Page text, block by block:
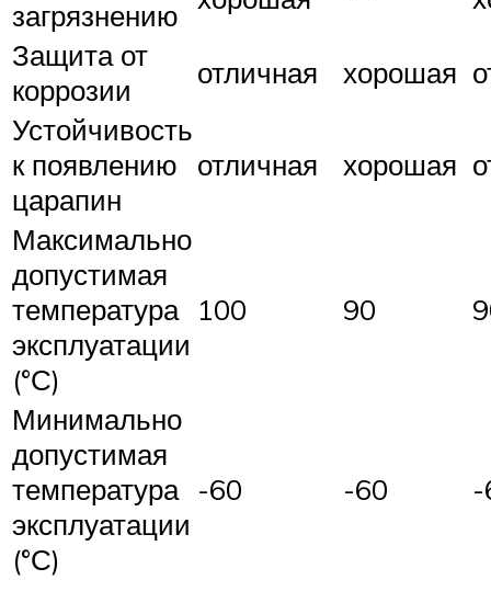
загрязнению
Защита от
коррозии
отличная хорошая
Устойчивость
к появлению
царапин
отличная хорошая
Максимально
допустимая
температура
эксплуатации
(°С)
100 90
Минимально
допустимая
температура
эксплуатации
(°С)
-60 -60 -